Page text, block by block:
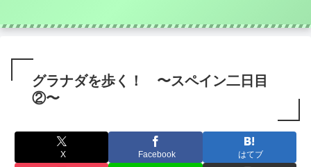
グラナダを歩く！ 〜スペイン二日目
②〜
X Facebook はてブ